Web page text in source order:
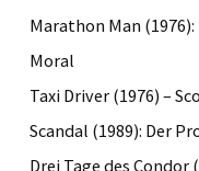
Marathon Man
Moral
Taxi Driver (1976) –
Scandal (1989): Der
Drei Tage des Condor